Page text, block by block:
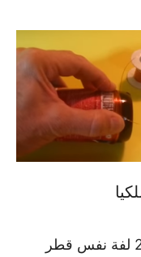
عن 24 لفة نفس قطر